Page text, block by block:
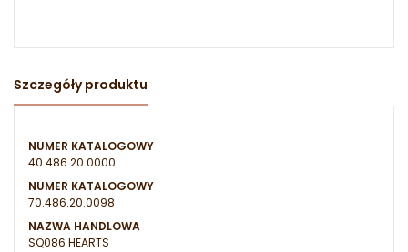
Szczegóły produktu
NUMER KATALOGOWY
40.486.20.0000
NUMER KATALOGOWY
70.486.20.0098
NAZWA HANDLOWA
SQ086 HEARTS